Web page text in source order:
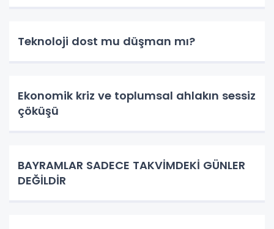
Teknoloji dost mu düşman mı?
Ekonomik kriz ve toplumsal ahlakın sessiz
çöküşü
BAYRAMLAR SADECE TAKVİMDEKİ GÜNLER
DEĞİLDİR